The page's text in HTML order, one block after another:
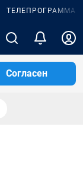
ТЕЛЕПРОГРАММА
Согласен